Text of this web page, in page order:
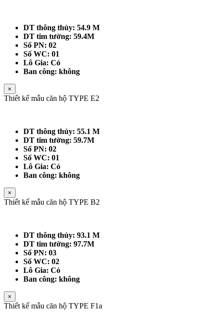
DT thông thủy: 54.9 M
DT tim tường: 59.4M
Số PN: 02
Số WC: 01
Lô Gia: Có
Ban công: không
×
Thiết kế mẫu căn hộ TYPE E2
DT thông thủy: 55.1 M
DT tim tường: 59.7M
Số PN: 02
Số WC: 01
Lô Gia: Có
Ban công: không
×
Thiết kế mẫu căn hộ TYPE B2
DT thông thủy: 93.1 M
DT tim tường: 97.7M
Số PN: 03
Số WC: 02
Lô Gia: Có
Ban công: không
×
Thiết kế mẫu căn hộ TYPE F1a